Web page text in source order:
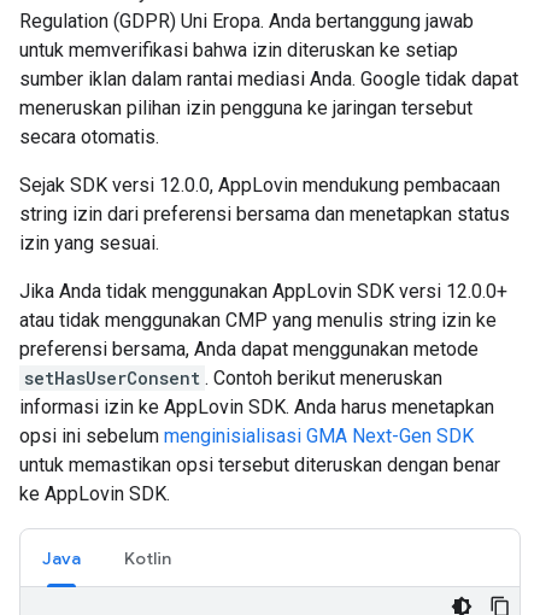
Regulation (GDPR) Uni Eropa. Anda bertanggung jawab
untuk memverifikasi bahwa izin diteruskan ke setiap
sumber iklan dalam rantai mediasi Anda. Google tidak dapat
meneruskan pilihan izin pengguna ke jaringan tersebut
secara otomatis.
Sejak SDK versi 12.0.0, AppLovin mendukung pembacaan
string izin dari preferensi bersama dan menetapkan status
izin yang sesuai.
Jika Anda tidak menggunakan AppLovin SDK versi 12.0.0+
atau tidak menggunakan CMP yang menulis string izin ke
preferensi bersama, Anda dapat menggunakan metode
setHasUserConsent . Contoh berikut meneruskan
informasi izin ke AppLovin SDK. Anda harus menetapkan
opsi ini sebelum menginisialisasi GMA Next-Gen SDK
untuk memastikan opsi tersebut diteruskan dengan benar
ke AppLovin SDK.
Java Kotlin